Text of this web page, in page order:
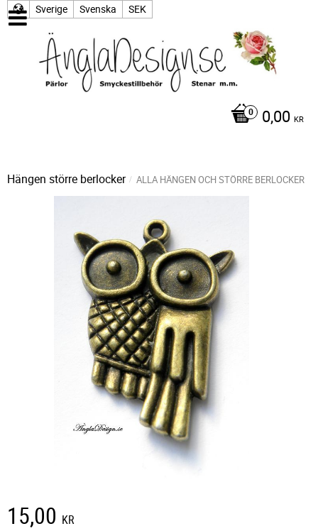
Sverige Svenska SEK
0,00 KR
Hängen större berlocker ALLA HÄNGEN OCH STÖRRE BERLOCKER
15,00 KR